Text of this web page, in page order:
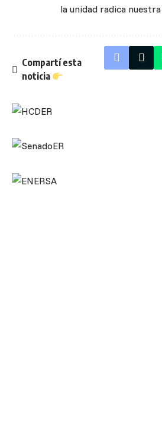
la unidad radica
Compartí esta
noticia